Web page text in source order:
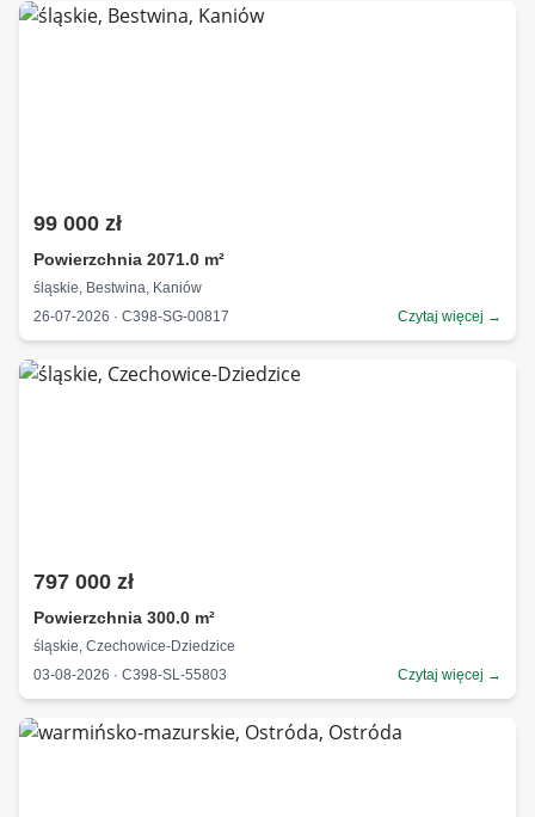
99 000 zł
Powierzchnia 2071.0 m²
śląskie, Bestwina, Kaniów
26-07-2026 · C398-SG-00817
Czytaj więcej →
797 000 zł
Powierzchnia 300.0 m²
śląskie, Czechowice-Dziedzice
03-08-2026 · C398-SL-55803
Czytaj więcej →